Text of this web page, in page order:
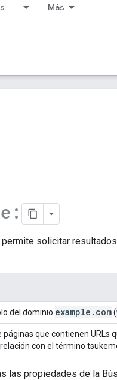
Más
solicitar
del dominio example . com(
que contienen URLs
con el término
las propiedades de la